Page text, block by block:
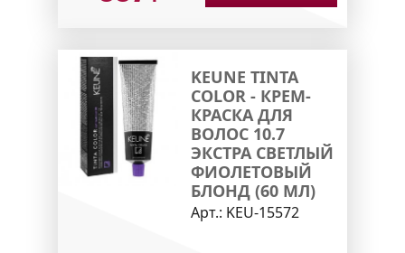
KEUNE TINTA
COLOR - КРЕМ-
КРАСКА ДЛЯ
ВОЛОС 10.7
ЭКСТРА СВЕТЛЫЙ
ФИОЛЕТОВЫЙ
БЛОНД (60 МЛ)
Арт.: KEU-15572